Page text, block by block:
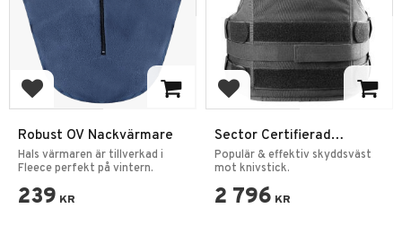
Add to favorites
Robust OV Nackvärmare
Hals värmaren är tillverkad i
Fleece perfekt på vintern.
239 KR
Add to favorites
Sector Certifierad
Skyddsväst TW19
Populär & effektiv skyddsväst
mot knivstick.
2 796 KR